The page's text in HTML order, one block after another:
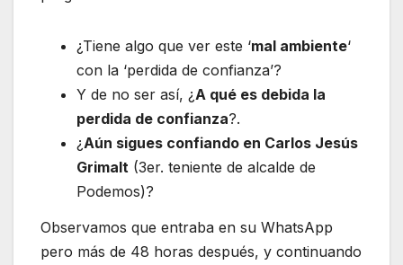
¿Tiene algo que ver este ‘mal ambiente‘
con la ‘perdida de confianza’?
Y de no ser así, ¿A qué es debida la
perdida de confianza?.
¿Aún sigues confiando en Carlos Jesús
Grimalt (3er. teniente de alcalde de
Podemos)?
Observamos que entraba en su WhatsApp
pero más de 48 horas después, y continuando